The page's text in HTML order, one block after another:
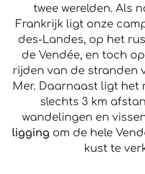
twee werelden. Als
Frankrijk ligt onze
des-Landes, op het
de Vendée, en toch
rijden van de stranden
Mer. Daarnaast ligt het
slechts 3 km
wandelingen en
ligging om de hele
kust te